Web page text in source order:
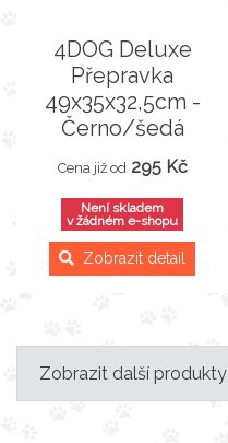
4DOG Deluxe
Přepravka
49x35x32,5cm -
Černo/šedá
Cena již od 295 Kč
Není skladem
v žádném e-shopu
Zobrazit detail
Zobrazit další produkty